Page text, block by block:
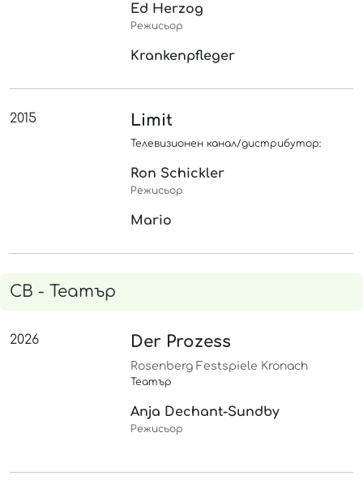
Ed Herzog
Режисьор
Krankenpfleger
2015 Limit
Телевизионен канал/дистрибутор:
Ron Schickler
Режисьор
Mario
СВ - Театър
2026 Der Prozess
Rosenberg Festspiele Kronach
Театър
Anja Dechant-Sundby
Режисьор